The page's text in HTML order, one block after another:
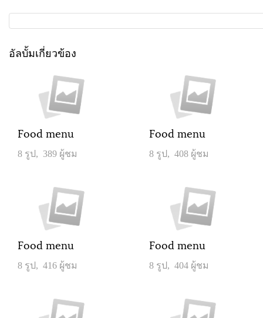
อัลบั้มเกี่ยวข้อง
Food menu
8 รูป, 389 ผู้ชม
Food menu
8 รูป, 408 ผู้ชม
Food menu
8 รูป, 416 ผู้ชม
Food menu
8 รูป, 404 ผู้ชม